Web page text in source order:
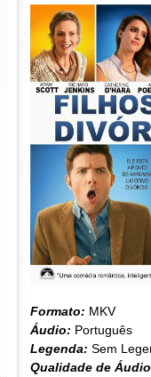
Formato: MKV
Áudio: Português
Legenda: Sem
Qualidade de